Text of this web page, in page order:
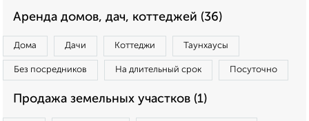
Аренда домов, дач, коттеджей (36)
Дома Дачи Коттеджи Таунхаусы
Без посредников На длительный срок Посуточно
Продажа земельных участков (1)